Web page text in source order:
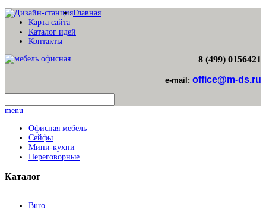
Главная
Карта сайта
Каталог идей
Контакты
8 (499) 0156421
e-mail: office@m-ds.ru
menu
Офисная мебель
Сейфы
Мини-кухни
Переговорные
Каталог
Buro